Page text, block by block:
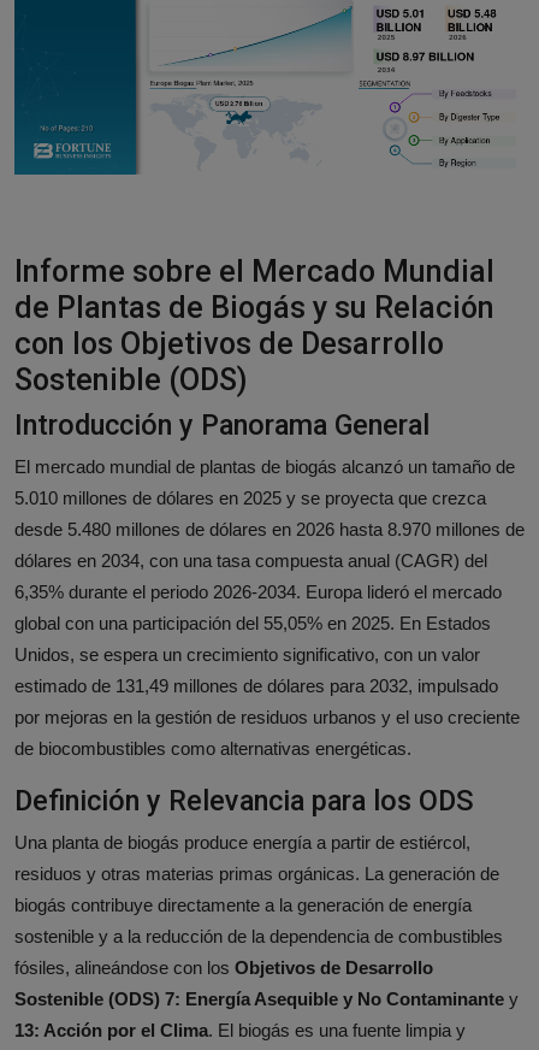
Español
Informe sobre el Mercado Mundial
de Plantas de Biogás y su Relación
con los Objetivos de Desarrollo
Sostenible (ODS)
Introducción y Panorama General
El mercado mundial de plantas de biogás alcanzó un tamaño de
5.010 millones de dólares en 2025 y se proyecta que crezca
desde 5.480 millones de dólares en 2026 hasta 8.970 millones de
dólares en 2034, con una tasa compuesta anual (CAGR) del
6,35% durante el periodo 2026-2034. Europa lideró el mercado
global con una participación del 55,05% en 2025. En Estados
Unidos, se espera un crecimiento significativo, con un valor
estimado de 131,49 millones de dólares para 2032, impulsado
por mejoras en la gestión de residuos urbanos y el uso creciente
de biocombustibles como alternativas energéticas.
Definición y Relevancia para los ODS
Una planta de biogás produce energía a partir de estiércol,
residuos y otras materias primas orgánicas. La generación de
biogás contribuye directamente a la generación de energía
sostenible y a la reducción de la dependencia de combustibles
fósiles, alineándose con los Objetivos de Desarrollo
Sostenible (ODS) 7: Energía Asequible y No Contaminante y
13: Acción por el Clima. El biogás es una fuente limpia y